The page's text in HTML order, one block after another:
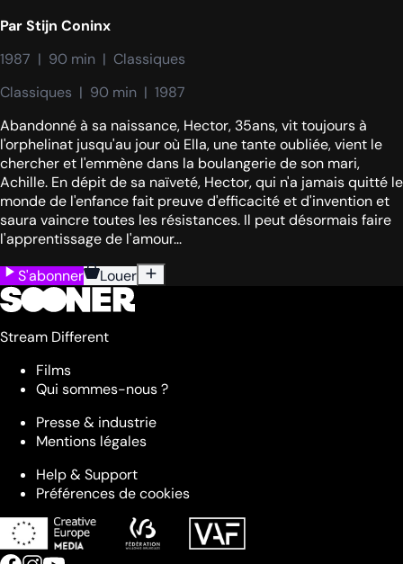
ParStijn Coninx
1987  |  90 min  |  Classiques
Classiques  |  90 min  |  1987
Abandonné à sa naissance, Hector, 35ans, vit toujours à
l'orphelinat jusqu'au jour où Ella, une tante oubliée, vient le
chercher et l'emmène dans la boulangerie de son mari,
Achille. En dépit de sa naïveté, Hector, qui n'a jamais quitté le
monde de l'enfance fait preuve d'efficacité et d'invention et
saura vaincre toutes les résistances. Il peut désormais faire
l'apprentissage de l'amour...
S'abonner
Louer
Stream Different
Films
Qui sommes-nous ?
Presse & industrie
Mentions légales
Help & Support
Préférences de cookies